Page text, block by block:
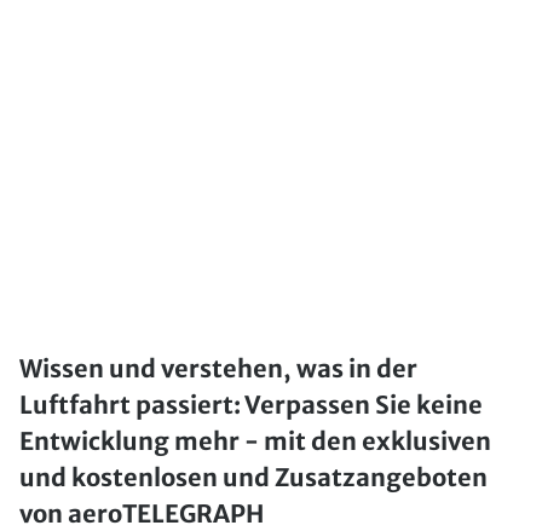
Wissen und verstehen, was in der
Luftfahrt passiert: Verpassen Sie keine
Entwicklung mehr - mit den exklusiven
und kostenlosen und Zusatzangeboten
von aeroTELEGRAPH